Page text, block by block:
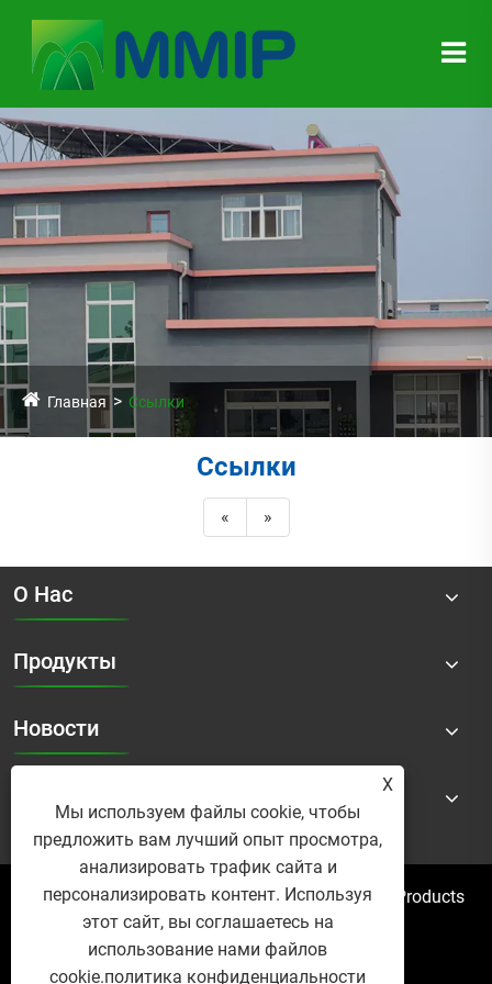
Главная Ссылки
Ссылки
« »
О Нас
Продукты
Новости
Авторские права © 2025 Micro Mist Irrigation Products
Co., Ltd. Все права защищены.
Links
Sitemap RSS
X
Мы используем файлы cookie, чтобы
предложить вам лучший опыт просмотра,
анализировать трафик сайта и
персонализировать контент. Используя
этот сайт, вы соглашаетесь на
использование нами файлов
cookie.политика конфиденциальности